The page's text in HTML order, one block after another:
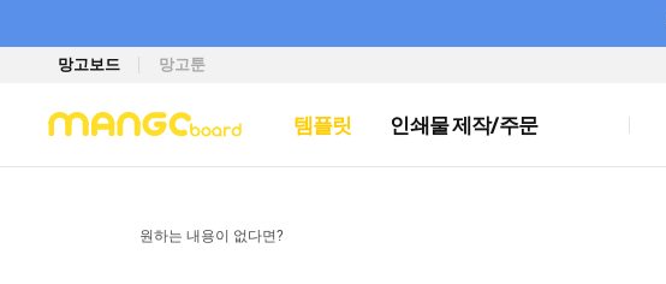
망고보드 망고툰
템플릿 인쇄물 제작/주문
원하는 내용이 없다면?